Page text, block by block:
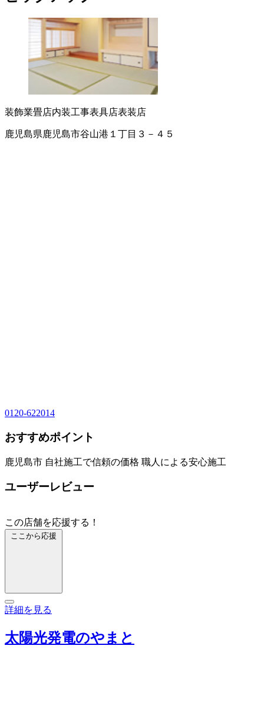
装飾業畳店内装工事表具店表装店
鹿児島県鹿児島市谷山港１丁目３－４５
0120-622014
おすすめポイント
鹿児島市 自社施工で信頼の価格 職人による安心施工
ユーザーレビュー
この店舗を応援する！
ここから応援
詳細を見る
太陽光発電のやまと